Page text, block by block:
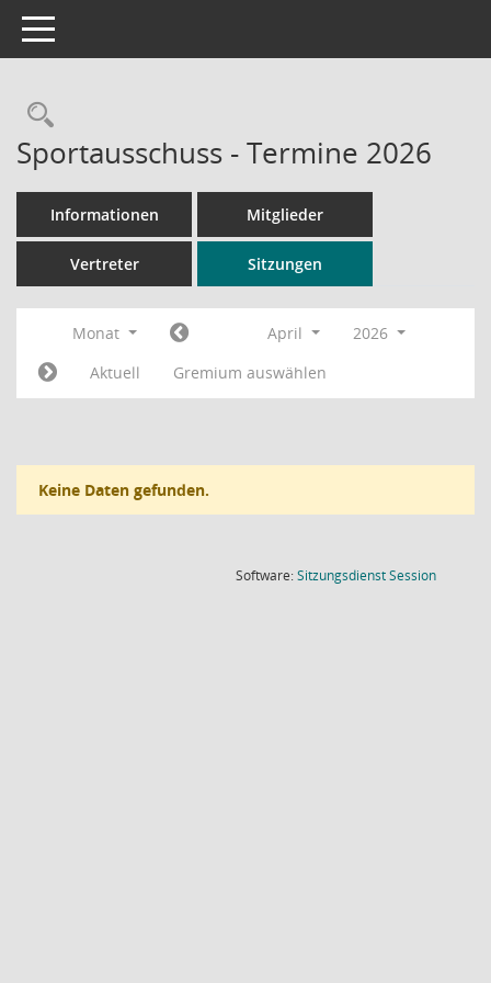
Toggle navigation
Rechercheauswahl
Sportausschuss - Termine 2026
Informationen Mitglieder
Vertreter Sitzungen
Monat April
2026
Aktuell
Gremium auswählen
Keine Daten gefunden.
Software:SitzungsdienstSession(Wird in